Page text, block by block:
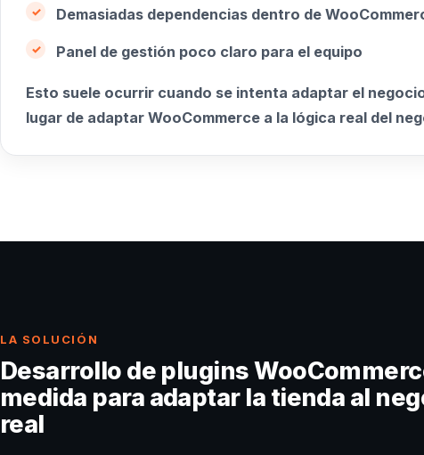
Demasiadas dependencias dentro de
Panel de gestión poco claro para el equipo
Esto suele ocurrir cuando se intenta adaptar el
lugar de adaptar WooCommerce a la lógica real del
LA SOLUCIÓN
Desarrollo de plugins
medida para adaptar la tienda al
real